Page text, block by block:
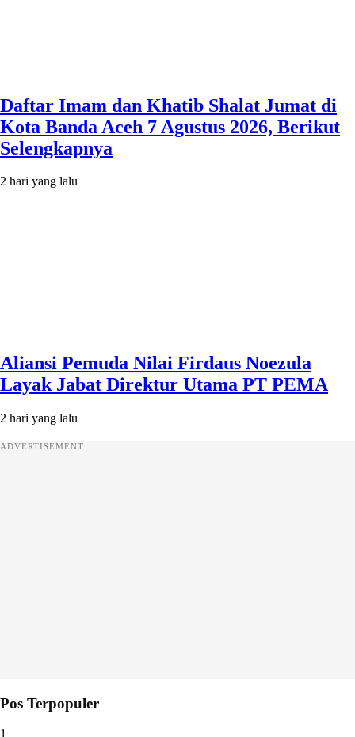
Daftar Imam dan Khatib Shalat Jumat di
Kota Banda Aceh 7 Agustus 2026, Berikut
Selengkapnya
2 hari yang lalu
Aliansi Pemuda Nilai Firdaus Noezula
Layak Jabat Direktur Utama PT PEMA
2 hari yang lalu
ADVERTISEMENT
Pos Terpopuler
1